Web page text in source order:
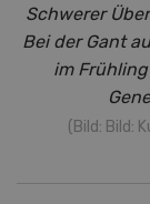
Schwerer
Bei der Gant
im
(Bild: Bild: